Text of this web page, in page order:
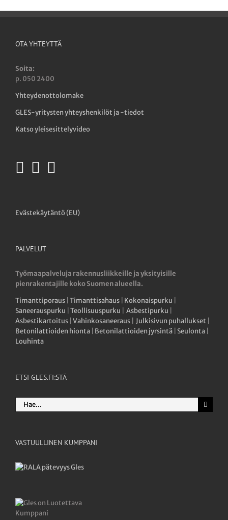
OTA YHTEYTTÄ
Soita:
p. 050 2400
Yhteydenottolomake
GLES-yritysten yhteyshenkilöt ja -tiedot
Katso yleisesittelyvideo
Evästekäytäntö (EU)
PALVELUT
Työmaapalveluja rakennusliikkeille ja yksityisille
pienrakentajille koko Suomen alueella.
Timanttiporaus Timanttisahaus Kokonaispurku
Saneerauspurku Teollisuuspurku Asbestipurku
Asbestikartoitus Vahinkosaneeraus Julkisivun puhallukset
Betonilattioiden hionta Betonilattioiden jyrsintä Seulonta
Louhinta
ETSI GLES.FI:STÄ
Etsi
...
VASTUULLINEN KUMPPANI